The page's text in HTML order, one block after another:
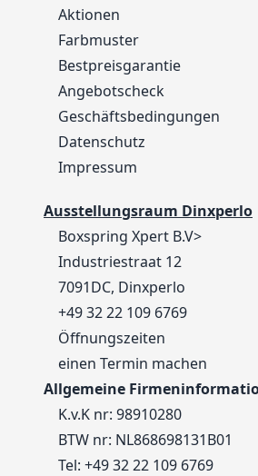
Aktionen
Farbmuster
Bestpreisgarantie
Angebotscheck
Geschäftsbedingungen
Datenschutz
Impressum
Ausstellungsraum Dinxperlo
Boxspring Xpert B.V>
Industriestraat 12
7091DC, Dinxperlo
+49 32 22 109 6769
Öffnungszeiten
einen Termin machen
Allgemeine
K.v.K nr: 98910280
BTW nr: NL868698131B01
Tel: +49 32 22 109 6769